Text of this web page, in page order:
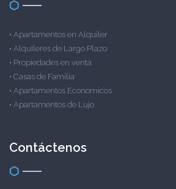
• Apartamentos en Alquiler
• Alquileres de Largo Plazo
• Propiedades en venta
• Casas de Familia
• Apartamentos Económicos
• Apartamentos de Lujo
Contáctenos